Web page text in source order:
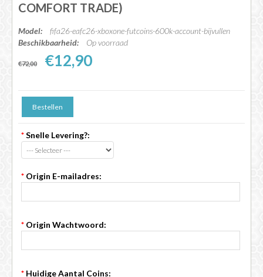
COMFORT TRADE)
Model:
fifa26-eafc26-xboxone-futcoins-600k-account-bijvullen
Beschikbaarheid:
Op voorraad
€72,00 €12,90
*Snelle Levering?:
* Origin E-mailadres:
* Origin Wachtwoord:
* Huidige Aantal Coins: